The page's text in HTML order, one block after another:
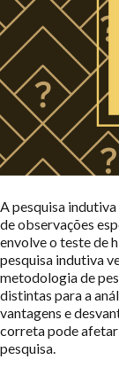
A pesquisa
de observações
envolve o teste de
pesquisa indutiva
metodologia de
distintas para a
vantagens e
correta pode
pesquisa.